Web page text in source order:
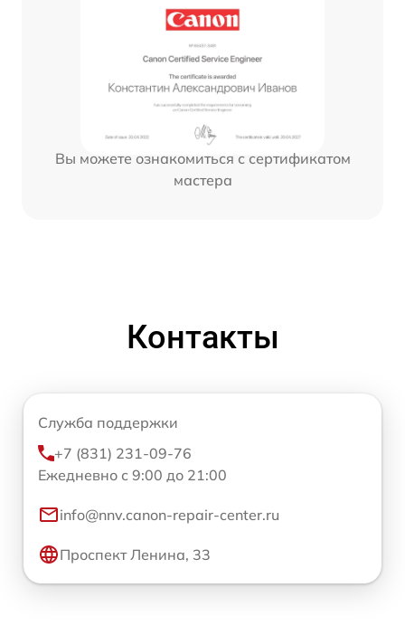
Вы можете ознакомиться с сертификатом
мастера
Контакты
Служба поддержки
+7 (831) 231-09-76
Ежедневно с 9:00 до 21:00
info@nnv.canon-repair-center.ru
Проспект Ленина, 33